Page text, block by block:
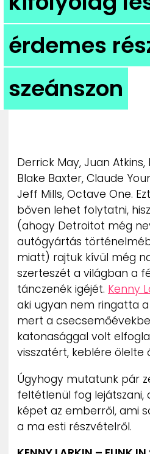
PR-
érdemes
szeánszon
Derrick May, Juan Atkins,
Blake Baxter, Claude
Jeff Mills, Octave One.
bőven lehet folytatni,
(ahogy Detroitot még
autógyártás
miatt) rajtuk kívül még
szerteszét a világban a
tánczenék igéjét. Kenny
aki ugyan nem ringatta
mert a
katonasággal volt
visszatért, keblére ölelte
Úgyhogy mutatunk pár
feltétlenül fog
képet az emberről, ami
a ma esti részvételről.